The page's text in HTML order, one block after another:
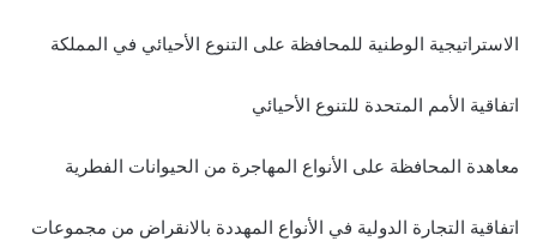
الاستراتيجية الوطنية للمحافظة على التنوع الأحيائي في المملكة
اتفاقية الأمم المتحدة للتنوع الأحيائي
معاهدة المحافظة على الأنواع المهاجرة من الحيوانات الفطرية
اتفاقية التجارة الدولية في الأنواع المهددة بالانقراض من مجموعات